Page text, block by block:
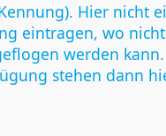
Hier nicht
eintragen, wo
werden
stehen dann